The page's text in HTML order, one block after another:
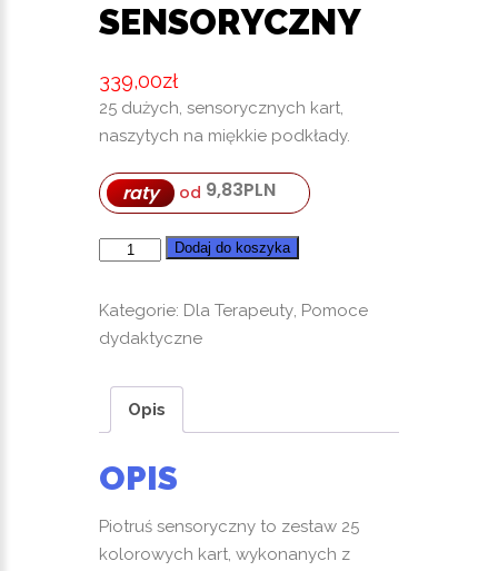
SENSORYCZNY
339,00zł
25 dużych, sensorycznych kart,
naszytych na miękkie podkłady.
raty od 9,83PLN
ilość
sensoryczny
Dodaj do koszyka
Kategorie: Dla Terapeuty, Pomoce
dydaktyczne
Opis
OPIS
Piotruś sensoryczny to zestaw 25
kolorowych kart, wykonanych z